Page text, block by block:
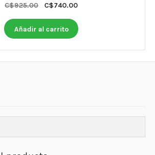
C$925.00
Original
was:
C$925.00.
C$740.00Current
is:
Añadir al carrito